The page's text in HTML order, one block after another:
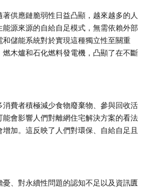
供應鏈脆弱性日益凸顯，越來越多的人
源來源的自給自足模式，無需依賴外部
儲能系統對於實現這種獨立性至關重
木爐和石化燃料發電機，凸顯了在不斷
費者積極減少食物廢棄物、參與回收活
會影響人們對離網住宅解決方案的看法
加。這反映了人們對環保、自給自足且
、對永續性問題的認知不足以及資訊匱